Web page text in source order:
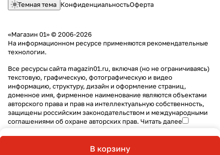
В корзину
Темная тема КонфиденциальностьОферта
«Магазин 01» © 2006-2026
На информационном ресурсе применяются рекомендательные
технологии.
Все ресурсы сайта magazin01.ru, включая (но не ограничиваясь)
текстовую, графическую, фотографическую и видео
информацию, структуру, дизайн и оформление страниц,
доменное имя, фирменное наименование являются объектами
авторского права и прав на интеллектуальную собственность,
защищены российским законодательством и международными
соглашениями об охране авторских прав. Читать далее